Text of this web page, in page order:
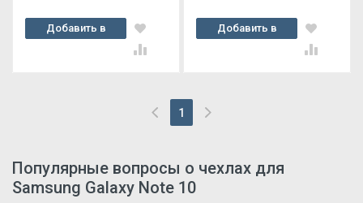
Добавить в
корзину
Добавить в
корзину
1
(current)
Популярные вопросы о чехлах для
Samsung Galaxy Note 10